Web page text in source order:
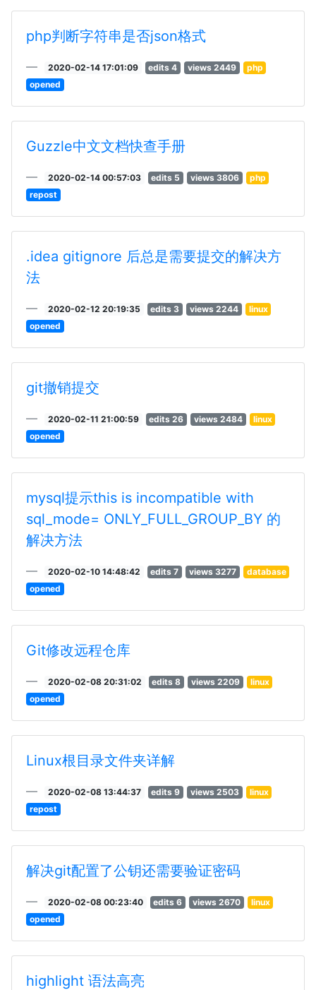
php判断字符串是否json格式
2020-02-14 17:01:09 edits 4 views 2449
php
opened
Guzzle中文文档快查手册
2020-02-14 00:57:03 edits 5 views 3806
php
repost
.idea gitignore 后总是需要提交的解决方
法
2020-02-12 20:19:35 edits 3 views 2244
linux
opened
git撤销提交
2020-02-11 21:00:59 edits 26 views 2484
linux
opened
mysql提示this is incompatible with
sql_mode= ONLY_FULL_GROUP_BY 的
解决方法
2020-02-10 14:48:42 edits 7 views 3277
database
opened
Git修改远程仓库
2020-02-08 20:31:02 edits 8 views 2209
linux
opened
Linux根目录文件夹详解
2020-02-08 13:44:37 edits 9 views 2503
linux
repost
解决git配置了公钥还需要验证密码
2020-02-08 00:23:40 edits 6 views 2670
linux
opened
highlight 语法高亮